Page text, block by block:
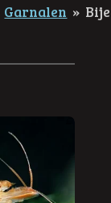
Garnalen »